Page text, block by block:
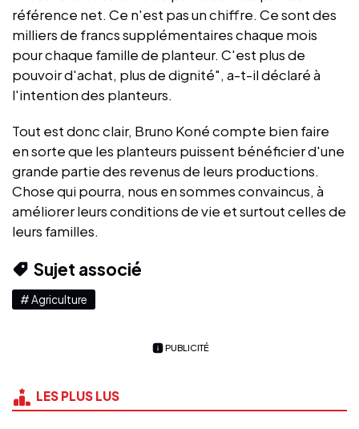
référence net. Ce n'est pas un chiffre. Ce sont des
milliers de francs supplémentaires chaque mois
pour chaque famille de planteur. C'est plus de
pouvoir d'achat, plus de dignité", a-t-il déclaré à
l'intention des planteurs.
Tout est donc clair, Bruno Koné compte bien faire
en sorte que les planteurs puissent bénéficier d'une
grande partie des revenus de leurs productions.
Chose qui pourra, nous en sommes convaincus, à
améliorer leurs conditions de vie et surtout celles de
leurs familles.
Sujet associé
# Agriculture
PUBLICITÉ
LES PLUS LUS